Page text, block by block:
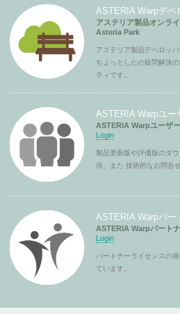
ASTERIA Warpデベ
アステリア製品オンラ
Asteria Park
アステリア製品デベロッ
ちょっとしたの疑問解決
ティです。
ASTERIA Warpユー
ASTERIA Warpユーザ
Login
製品更新版や評価版のダ
供、また 技術的なお問合
ASTERIA Warpパー
ASTERIA Warpパート
Login
パートナーライセンスの
ています。